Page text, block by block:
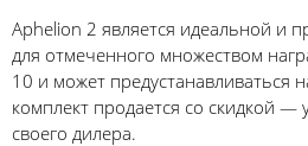
Aphelion 2 является идеальной и
для отмеченного множеством
10 и может предустанавливаться
комплект продается со скидкой —
своего дилера.